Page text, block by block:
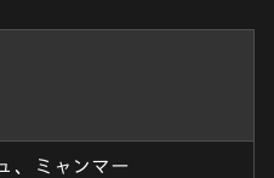
、ミャンマー